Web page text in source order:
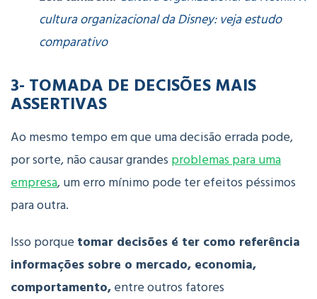
cultura organizacional da Disney: veja estudo
comparativo
3- TOMADA DE DECISÕES MAIS
ASSERTIVAS
Ao mesmo tempo em que uma decisão errada pode,
por sorte, não causar grandes problemas para uma
empresa, um erro mínimo pode ter efeitos péssimos
para outra.
Isso porque tomar decisões é ter como referência
informações sobre o mercado, economia,
comportamento,entre outros fatores